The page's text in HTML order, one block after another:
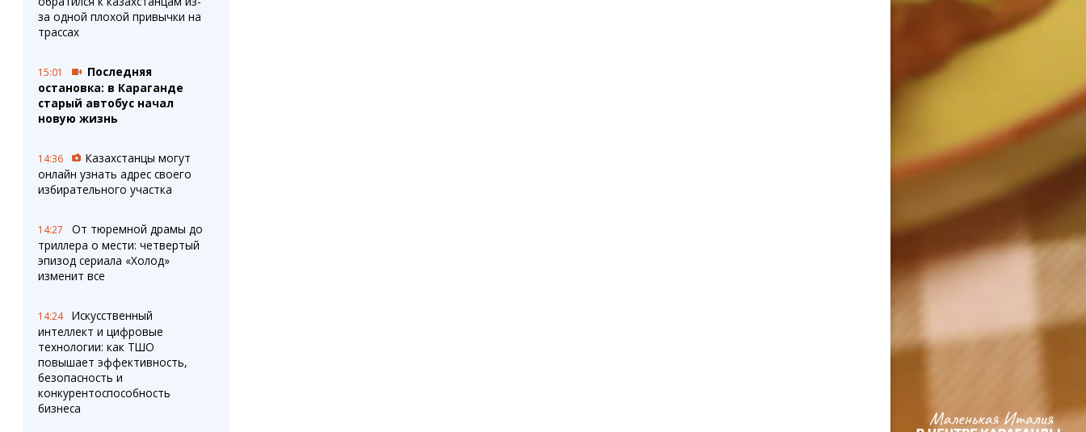
за одной плохой привычки на
трассах
15:01
Последняя
остановка: в Караганде
старый автобус начал
новую жизнь
14:36
Казахстанцы могут
онлайн узнать адрес своего
избирательного участка
14:27
От тюремной драмы до
триллера о мести: четвертый
эпизод сериала «Холод»
изменит все
14:24
Искусственный
интеллект и цифровые
технологии: как ТШО
повышает эффективность,
безопасность и
конкурентоспособность
бизнеса